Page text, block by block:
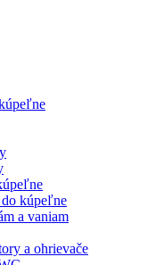
do kúpeľne
a vaniam
a ohrievače